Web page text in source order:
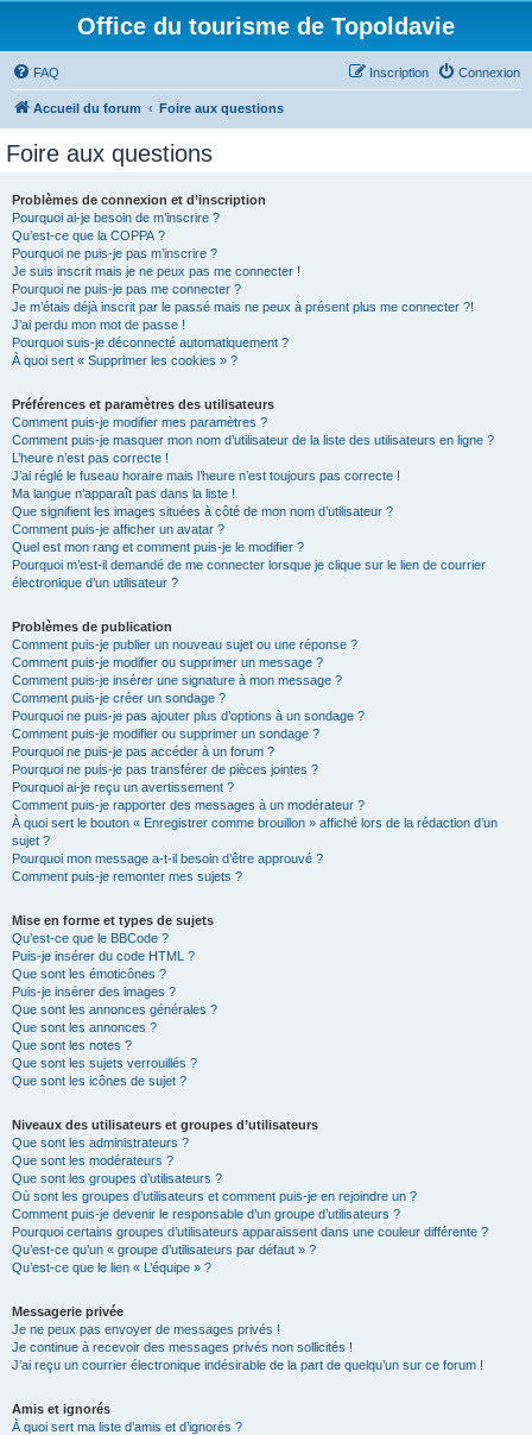
Office du tourisme de Topoldavie
FAQ Connexion
Inscription
Accueil du forum Foire aux questions
Foire aux questions
Problèmes de connexion et d’inscription
Pourquoi ai-je besoin de m’inscrire ?
Qu’est-ce que la COPPA ?
Pourquoi ne puis-je pas m’inscrire ?
Je suis inscrit mais je ne peux pas me connecter !
Pourquoi ne puis-je pas me connecter ?
Je m’étais déjà inscrit par le passé mais ne peux à présent plus me connecter ?!
J’ai perdu mon mot de passe !
Pourquoi suis-je déconnecté automatiquement ?
À quoi sert « Supprimer les cookies » ?
Préférences et paramètres des utilisateurs
Comment puis-je modifier mes paramètres ?
Comment puis-je masquer mon nom d’utilisateur de la liste des utilisateurs en ligne ?
L’heure n’est pas correcte !
J’ai réglé le fuseau horaire mais l’heure n’est toujours pas correcte !
Ma langue n’apparaît pas dans la liste !
Que signifient les images situées à côté de mon nom d’utilisateur ?
Comment puis-je afficher un avatar ?
Quel est mon rang et comment puis-je le modifier ?
Pourquoi m’est-il demandé de me connecter lorsque je clique sur le lien de courrier
électronique d’un utilisateur ?
Problèmes de publication
Comment puis-je publier un nouveau sujet ou une réponse ?
Comment puis-je modifier ou supprimer un message ?
Comment puis-je insérer une signature à mon message ?
Comment puis-je créer un sondage ?
Pourquoi ne puis-je pas ajouter plus d’options à un sondage ?
Comment puis-je modifier ou supprimer un sondage ?
Pourquoi ne puis-je pas accéder à un forum ?
Pourquoi ne puis-je pas transférer de pièces jointes ?
Pourquoi ai-je reçu un avertissement ?
Comment puis-je rapporter des messages à un modérateur ?
À quoi sert le bouton « Enregistrer comme brouillon » affiché lors de la rédaction d’un
sujet ?
Pourquoi mon message a-t-il besoin d’être approuvé ?
Comment puis-je remonter mes sujets ?
Mise en forme et types de sujets
Qu’est-ce que le BBCode ?
Puis-je insérer du code HTML ?
Que sont les émoticônes ?
Puis-je insérer des images ?
Que sont les annonces générales ?
Que sont les annonces ?
Que sont les notes ?
Que sont les sujets verrouillés ?
Que sont les icônes de sujet ?
Niveaux des utilisateurs et groupes d’utilisateurs
Que sont les administrateurs ?
Que sont les modérateurs ?
Que sont les groupes d’utilisateurs ?
Où sont les groupes d’utilisateurs et comment puis-je en rejoindre un ?
Comment puis-je devenir le responsable d’un groupe d’utilisateurs ?
Pourquoi certains groupes d’utilisateurs apparaissent dans une couleur différente ?
Qu’est-ce qu’un « groupe d’utilisateurs par défaut » ?
Qu’est-ce que le lien « L’équipe » ?
Messagerie privée
Je ne peux pas envoyer de messages privés !
Je continue à recevoir des messages privés non sollicités !
J’ai reçu un courrier électronique indésirable de la part de quelqu’un sur ce forum !
Amis et ignorés
À quoi sert ma liste d’amis et d’ignorés ?